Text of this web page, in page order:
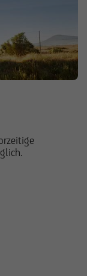
volle
zum
in
Kurs der